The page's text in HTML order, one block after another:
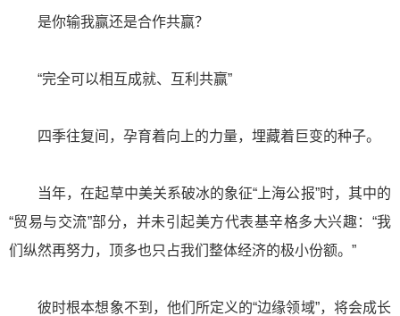
是你输我赢还是合作共赢？
“完全可以相互成就、互利共赢”
四季往复间，孕育着向上的力量，埋藏着巨变的种子。
当年，在起草中美关系破冰的象征“上海公报”时，其中的
“贸易与交流”部分，并未引起美方代表基辛格多大兴趣：“我
们纵然再努力，顶多也只占我们整体经济的极小份额。”
彼时根本想象不到，他们所定义的“边缘领域”，将会成长